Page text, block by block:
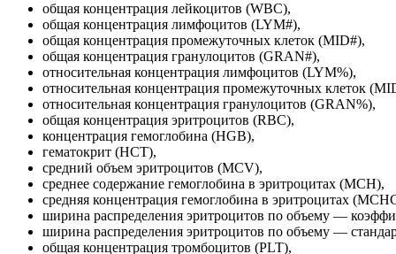
общая концентрация лейкоцитов (WBC),
общая концентрация лимфоцитов (LYM#),
общая концентрация промежуточных клеток (MID#),
общая концентрация гранулоцитов (GRAN#),
относительная концентрация лимфоцитов (LYM%),
относительная концентрация промежуточных клеток
относительная концентрация гранулоцитов (GRAN%),
общая концентрация эритроцитов (RBC),
концентрация гемоглобина (HGB),
гематокрит (HCT),
средний объем эритроцитов (MCV),
среднее содержание гемоглобина в эритроцитах (MCH),
средняя концентрация гемоглобина в эритроцитах
ширина распределения эритроцитов по объему —
ширина распределения эритроцитов по объему —
общая концентрация тромбоцитов (PLT),